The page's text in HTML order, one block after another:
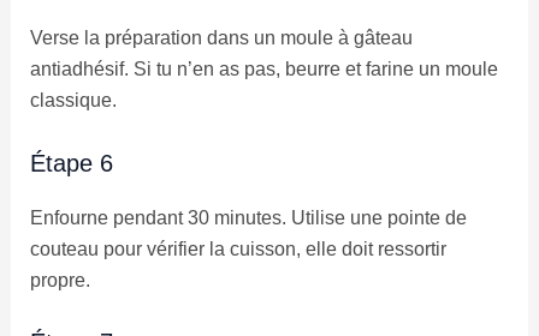
Verse la préparation dans un moule à gâteau
antiadhésif. Si tu n’en as pas, beurre et farine un moule
classique.
Étape 6
Enfourne pendant 30 minutes. Utilise une pointe de
couteau pour vérifier la cuisson, elle doit ressortir
propre.